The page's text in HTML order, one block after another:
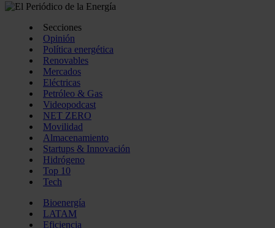
Secciones
Opinión
Política energética
Renovables
Mercados
Eléctricas
Petróleo & Gas
Videopodcast
NET ZERO
Movilidad
Almacenamiento
Startups & Innovación
Hidrógeno
Top 10
Tech
Bioenergía
LATAM
Eficiencia